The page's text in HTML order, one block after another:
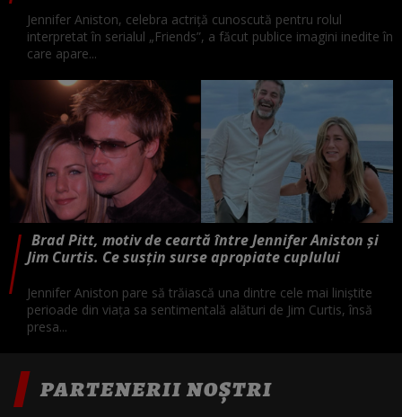
Jennifer Aniston, celebra actriță cunoscută pentru rolul
interpretat în serialul „Friends”, a făcut publice imagini inedite în
care apare...
Brad Pitt, motiv de ceartă între Jennifer Aniston și
Jim Curtis. Ce susțin surse apropiate cuplului
Jennifer Aniston pare să trăiască una dintre cele mai liniștite
perioade din viața sa sentimentală alături de Jim Curtis, însă
presa...
PARTENERII NOȘTRI